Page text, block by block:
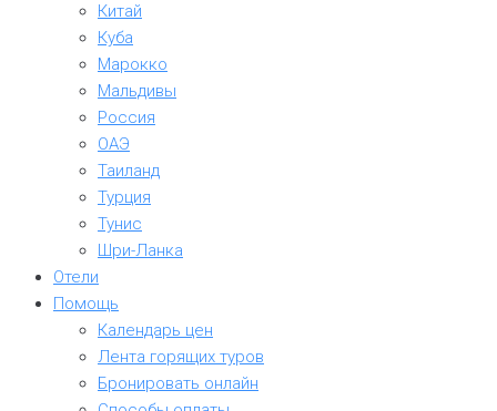
Китай
Куба
Марокко
Мальдивы
Россия
ОАЭ
Таиланд
Турция
Тунис
Шри-Ланка
Отели
Помощь
Календарь цен
Лента горящих туров
Бронировать онлайн